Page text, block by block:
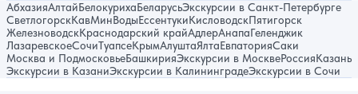
АбхазияАлтайБелокурихаБеларусьЭкскурсии в Санкт-Петербурге
СветлогорскКавМинВодыЕссентукиКисловодскПятигорск
ЖелезноводскКраснодарский крайАдлерАнапаГеленджик
ЛазаревскоеСочиТуапсеКрымАлуштаЯлтаЕвпаторияСаки
Москва и ПодмосковьеБашкирияЭкскурсии в МосквеРоссияКазань
Экскурсии в КазаниЭкскурсии в КалининградеЭкскурсии в Сочи